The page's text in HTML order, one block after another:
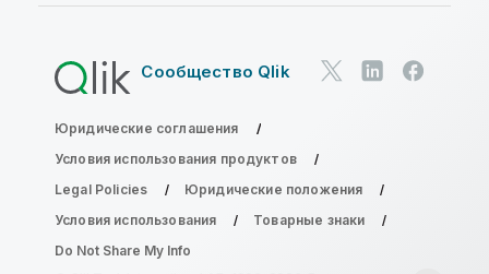
Сообщество Qlik
Юридические соглашения
Условия использования продуктов
Legal Policies
Юридические положения
Условия использования
Товарные знаки
Do Not Share My Info